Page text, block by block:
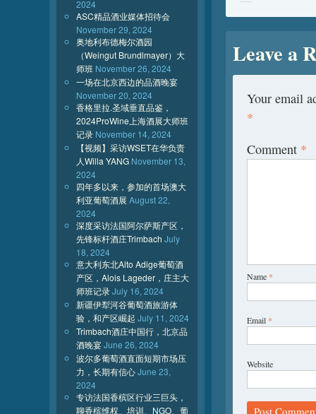
Leave a
Your email
*
Comment *
Name *
Email *
Website
2024
ASC精品酒业媒体招待会
November 29, 2024
奥地利布德梅尔酒园
（Weingut Brundlmayer）大
师班 November 26, 2024
一场在北京西边的品酒晚宴
November 20, 2024
香格里拉.圣域垂直品鉴，
2024ProWine上海酒展大师班
记录 November 14, 2024
【视频】采访WSET在华负责
人Willa YANG November 13,
2024
四年多以来，参加的首场澳大
利亚葡萄酒展 August 22,
2024
深度采访法国阿尔萨斯产区，
先锋标杆酒庄Trimbach July
18, 2024
意大利东北Alto Adige葡萄酒
产区，Alois Lageder，庄主大
师班记录July 16, 2024
新疆伊犁河谷葡萄酒旅游体
验，和产区崛起 July 11, 2024
Trimbach酒庄中国行，北京品
酒晚宴June 26, 2024
波尔多葡萄酒直面短期市场压
力，长期有信心June 23,
2024
专访法国香槟区行业三巨头，
聊香槟维权、培训、NGO、葡